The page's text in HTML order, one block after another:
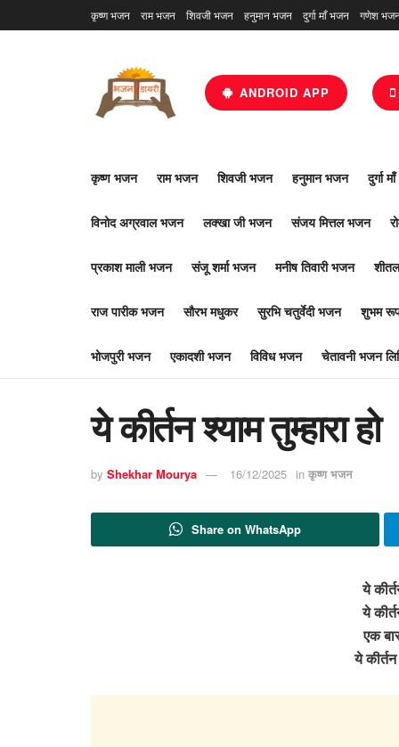
कृष्ण भजन राम भजन शिवजी भजन हनुमान भजन दुर्गा माँ भजन गणेश
ANDROID APP
कृष्ण भजन राम भजन शिवजी भजन हनुमान भजन दुर्गा
विनोद अग्रवाल भजन लक्खा जी भजन संजय मित्तल भजन
प्रकाश माली भजन संजू शर्मा भजन मनीष तिवारी भजन
राज पारीक भजन सौरभ मधुकर सुरभि चतुर्वेदी भजन शुभम
भोजपुरी भजन एकादशी भजन विविध भजन चेतावनी भजन
ये कीर्तन श्याम तुम्हारा हो
by Shekhar Mourya 16/12/2025 in कृष्ण भजन
Share on WhatsApp
ये
ये
एक
ये